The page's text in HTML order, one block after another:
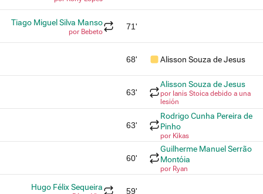
Tiago Miguel Silva Manso
por Bebeto
71'
68' Alisson Souza de Jesus
63'
Alisson Souza de Jesus
por Ianis Stoica debido a una
lesión
63'
Rodrigo Cunha Pereira de
Pinho
por Kikas
60'
Guilherme Manuel Serrão
Montóia
por Ryan
Hugo Félix Sequeira 59'